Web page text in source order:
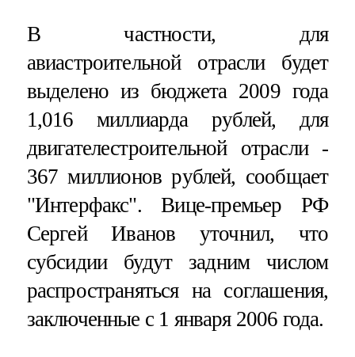
В частности, для
авиастроительной отрасли будет
выделено из бюджета 2009 года
1,016 миллиарда рублей, для
двигателестроительной отрасли -
367 миллионов рублей, сообщает
"Интерфакс". Вице-премьер РФ
Сергей Иванов уточнил, что
субсидии будут задним числом
распространяться на соглашения,
заключенные с 1 января 2006 года.